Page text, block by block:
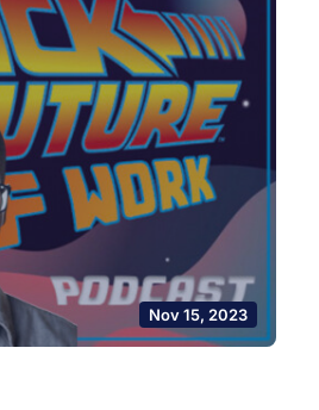
Nov 15, 2023